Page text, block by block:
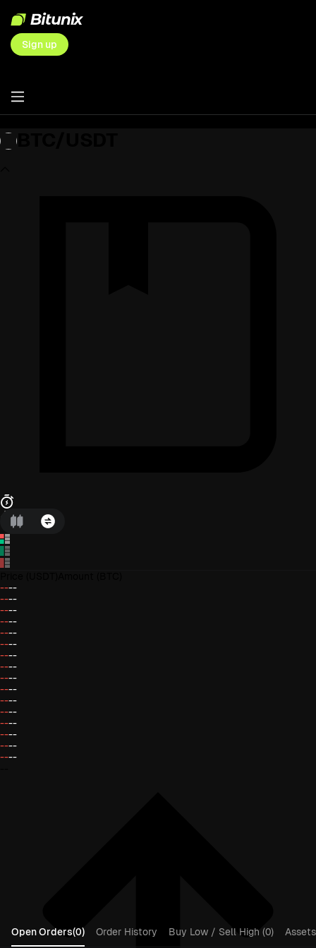
Sign up
----
----
----
----
----
----
----
----
----
----
----
----
----
----
----
----
Open Orders(0) Order History Buy Low / Sell High (0)
Assets